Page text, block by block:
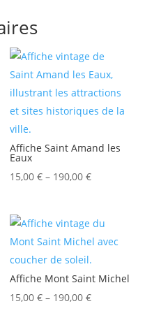
Affiche Saint Amand les
Eaux
15,00€ – 190,00€
Affiche Mont Saint Michel
15,00€ – 190,00€